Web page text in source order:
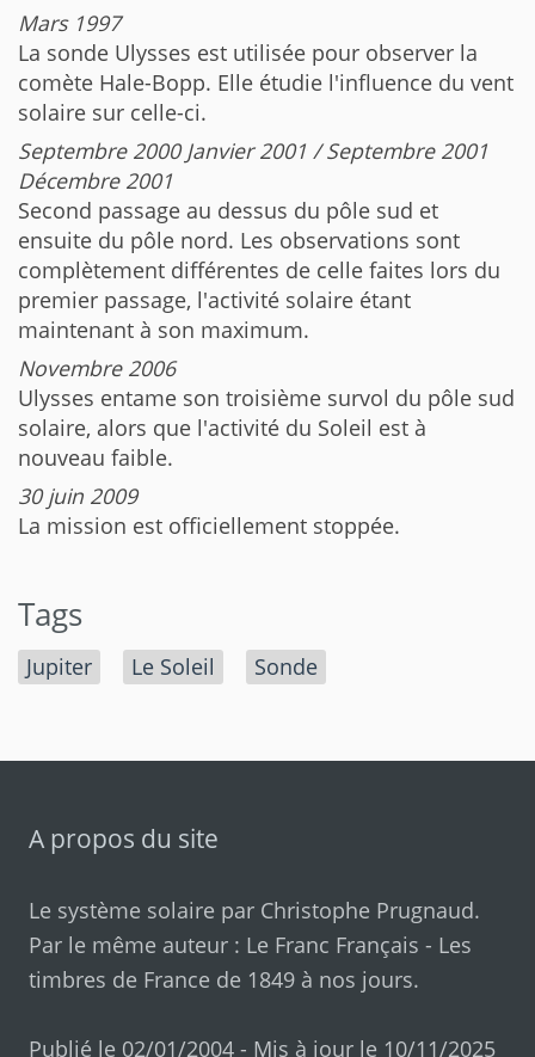
Mars 1997
La sonde Ulysses est utilisée pour observer la
comète Hale-Bopp. Elle étudie l'influence du vent
solaire sur celle-ci.
Septembre 2000 Janvier 2001 / Septembre 2001
Décembre 2001
Second passage au dessus du pôle sud et
ensuite du pôle nord. Les observations sont
complètement différentes de celle faites lors du
premier passage, l'activité solaire étant
maintenant à son maximum.
Novembre 2006
Ulysses entame son troisième survol du pôle sud
solaire, alors que l'activité du Soleil est à
nouveau faible.
30 juin 2009
La mission est officiellement stoppée.
Tags
Jupiter Le Soleil Sonde
A propos du site
Le système solaire par Christophe Prugnaud.
Par le même auteur : Le Franc Français - Les
timbres de France de 1849 à nos jours.
Publié le 02/01/2004 - Mis à jour le 10/11/2025